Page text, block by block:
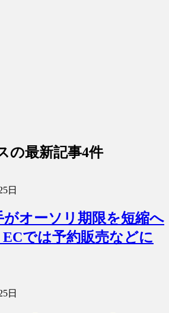
の最新記事4件
日
がオーソリ期限を短縮へ
では予約販売などに
日